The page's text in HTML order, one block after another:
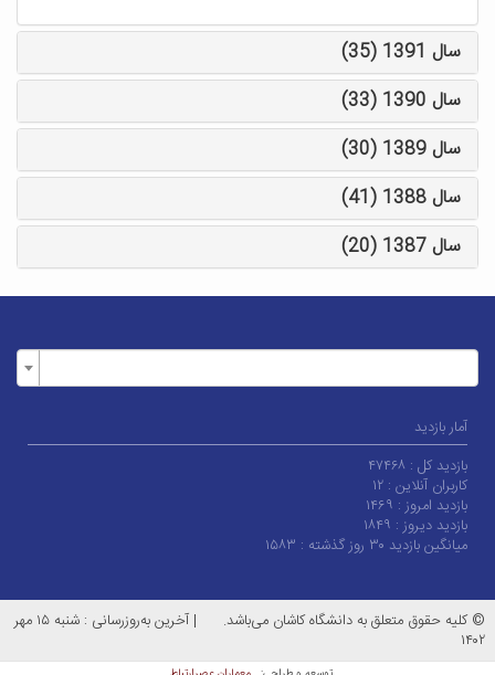
سال 1391 (35)
سال 1390 (33)
سال 1389 (30)
سال 1388 (41)
سال 1387 (20)
آمار بازدید
بازدید کل : ۴۷۴۶۸
کاربران آنلاین : ۱۲
بازدید امروز : ۱۴۶۹
بازدید دیروز : ۱۸۴۹
میانگین بازدید ۳۰ روز گذشته :
۱۵۸۳
© کلیه حقوق متعلق به دانشگاه کاشان می‌باشد. |
آخرین به‌روزرسانی : شنبه ۱۵ مهر
۱۴۰۲